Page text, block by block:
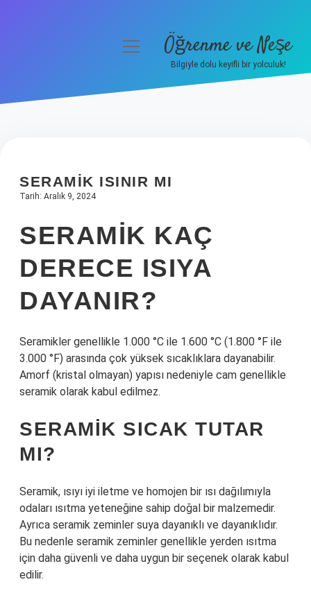
Hakkımızda
menüyüÖğrenme ve Neşe
Bilgiyle dolu keyifli bir yolculuk!
SERAMIK ISINIR MI
Tarih: Aralık 9, 2024
SERAMIK KAÇ
DERECE ISIYA
DAYANIR?
Seramikler genellikle 1.000 °C ile 1.600 °C (1.800 °F ile
3.000 °F) arasında çok yüksek sıcaklıklara dayanabilir.
Amorf (kristal olmayan) yapısı nedeniyle cam genellikle
seramik olarak kabul edilmez.
SERAMIK SICAK TUTAR
MI?
Seramik, ısıyı iyi iletme ve homojen bir ısı dağılımıyla
odaları ısıtma yeteneğine sahip doğal bir malzemedir.
Ayrıca seramik zeminler suya dayanıklı ve dayanıklıdır.
Bu nedenle seramik zeminler genellikle yerden ısıtma
için daha güvenli ve daha uygun bir seçenek olarak kabul
edilir.